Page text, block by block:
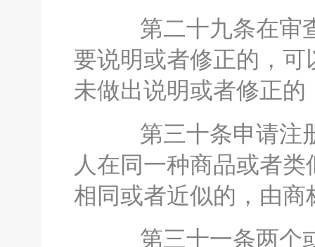
第二十九条在审
要说明或者修正的，
未做出说明或者修正
第三十条申请注
人在同一种商品或者
相同或者近似的，由
第三十一条两个